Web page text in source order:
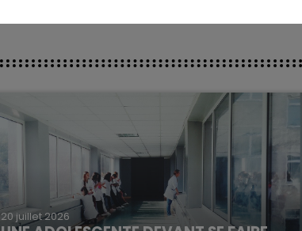
20 juillet 2026
La Team de l'été